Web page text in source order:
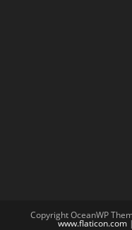
Copyright OceanWP
www.flaticon.com